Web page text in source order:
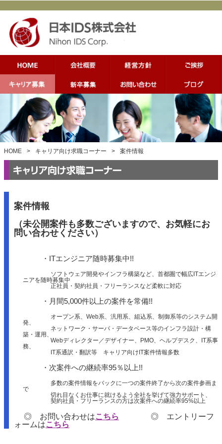
HOME > キャリア向け求職コーナー > 案件情報
案件情報
（未公開案件も多数ございますので、お気軽にお
問い合わせください）
・ITエンジニア随時募集中!!
ソフトウェア開発やインフラ構築など、首都圏で幅広ITエンジ
ニアを随時募集中
正社員・契約社員・フリーランスなど柔軟に対応
・月間5,000件以上の案件を常備!!
オープン系、Web系、汎用系、組込系、制御系等のシステム開
発、
ネットワーク・サーバ・データベース等のインフラ設計・構
築・運用、
Webディレクター／デザイナー、PMO、ヘルプデスク、IT系事
務、
IT系通訳・翻訳等 キャリア向けIT案件情報多数
・次案件への継続率95％以上!!
多数の案件情報をバックに一つの案件終了から次の案件参画ま
で
切れ目なくお仕事に就けるよう全社を挙げて強力サポート、
契約社員・フリーランスの方は次案件への継続率95%以上
◎ お問い合わせはこちら
◎ エントリーフ
ォームはこちら